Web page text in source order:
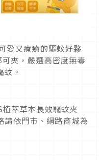
愛又療癒的驅蚊好夥
夾，嚴選高密度無毒
。
萃草本長效驅蚊夾
依門市、網路商城為